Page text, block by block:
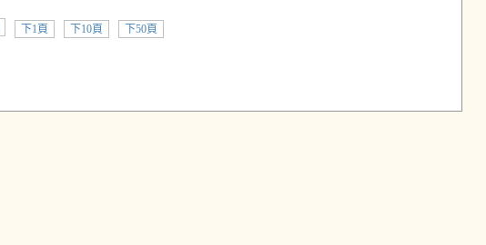
下1頁 下10頁 下50頁